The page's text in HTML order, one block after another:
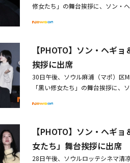
修女たち」の舞台挨拶に、ソン・
魅了した「プリースト 悪魔を葬
から練習した・ソン・ヘギョ＆チ
ーを公開
【PHOTO】ソン・ヘギ
挨拶に出席
30日午後、ソウル麻浦（マポ）区
「黒い修女たち」の舞台挨拶に、
観客を魅了した「プリースト 悪
つきがございますので、予めご了
ジヌクら、映画「黒い修女たち」
技に挑戦6ヶ月前から練習した
【PHOTO】ソン・ヘギ
女たち」舞台挨拶に出席
28日午後、ソウルロッテシネマ清